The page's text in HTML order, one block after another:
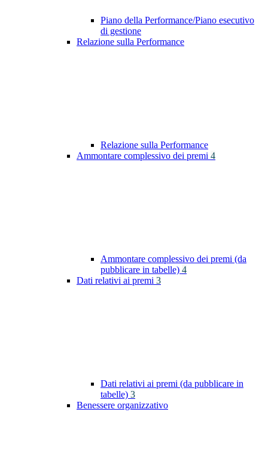
Piano della Performance/Piano esecutivo
di gestione
Relazione sulla Performance
Relazione sulla Performance
Ammontare complessivo dei premi 4
Ammontare complessivo dei premi (da
pubblicare in tabelle) 4
Dati relativi ai premi 3
Dati relativi ai premi (da pubblicare in
tabelle) 3
Benessere organizzativo